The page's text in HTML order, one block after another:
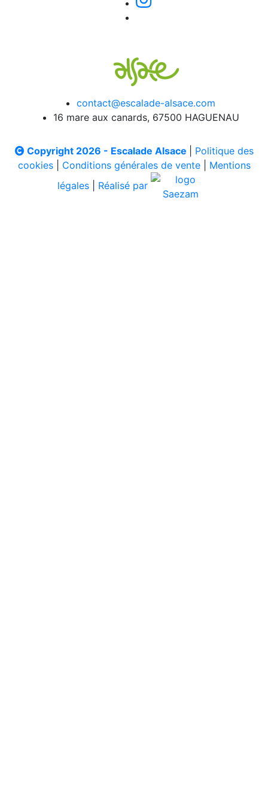
contact@escalade-alsace.com
16 mare aux canards, 67500 HAGUENAU
Copyright 2026 - Escalade Alsace
Politique des
cookies| Conditions générales de vente| Mentions
légales
Réalisé par